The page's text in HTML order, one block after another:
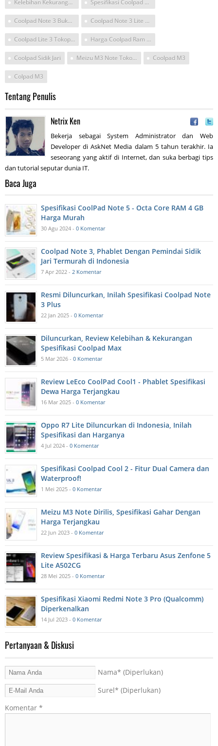
Kelebihan Kekurangan Coolpad Lite M3 Spesifikasi Coolpad Ram 3gb
Coolpad Note 3 Bukalapak Coolpad Note 3 Lite Tokopedia
Coolpad Lite 3 Tokopedia Harga Coolpad Ram 3gb
Coolpad Sidik Jari Meizu M3 Note Tokopedia Coolpad M3
Colpad M3
Tentang Penulis
Netrix Ken
Bekerja sebagai System Administrator dan Web
Developer di AskNet Media dalam 5 tahun terakhir. Ia
seseorang yang aktif di Internet, dan suka berbagi tips
dan tutorial seputar dunia IT.
Baca Juga
Spesifikasi CoolPad Note 5 - Octa Core RAM 4 GB
Harga Murah
30 Agu 2024 - 0 Komentar
Coolpad Note 3, Phablet Dengan Pemindai Sidik
Jari Termurah di Indonesia
7 Apr 2022 - 2 Komentar
Resmi Diluncurkan, Inilah Spesifikasi Coolpad Note
3 Plus
22 Jan 2025 - 0 Komentar
Diluncurkan, Review Kelebihan & Kekurangan
Spesifikasi Coolpad Max
5 Mar 2026 - 0 Komentar
Review LeEco CoolPad Cool1 - Phablet Spesifikasi
Dewa Harga Terjangkau
16 Mar 2025 - 0 Komentar
Oppo R7 Lite Diluncurkan di Indonesia, Inilah
Spesifikasi dan Harganya
4 Jul 2024 - 0 Komentar
Spesifikasi Coolpad Cool 2 - Fitur Dual Camera dan
Waterproof!
1 Mei 2025 - 0 Komentar
Meizu M3 Note Dirilis, Spesifikasi Gahar Dengan
Harga Terjangkau
22 Jun 2023 - 0 Komentar
Review Spesifikasi & Harga Terbaru Asus Zenfone 5
Lite A502CG
28 Mei 2025 - 0 Komentar
Spesifikasi Xiaomi Redmi Note 3 Pro (Qualcomm)
Diperkenalkan
14 Jul 2023 - 0 Komentar
Pertanyaan & Diskusi
Nama* (Diperlukan)
Surel* (Diperlukan)
Komentar *